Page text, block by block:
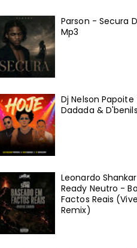
Parson - Secura
Mp3
Dj Nelson
Dadada &
Leonardo
Ready Neutro -
Factos Reais
Remix)